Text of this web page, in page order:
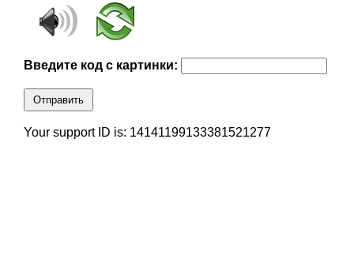
Введите код с картинки:
Отправить
Your support ID is: 14141199133381521277